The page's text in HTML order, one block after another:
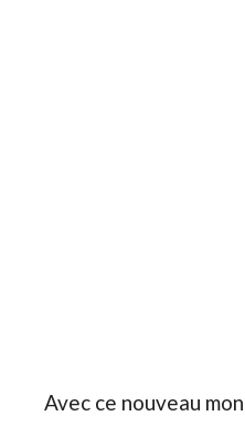
Avec ce nouveau